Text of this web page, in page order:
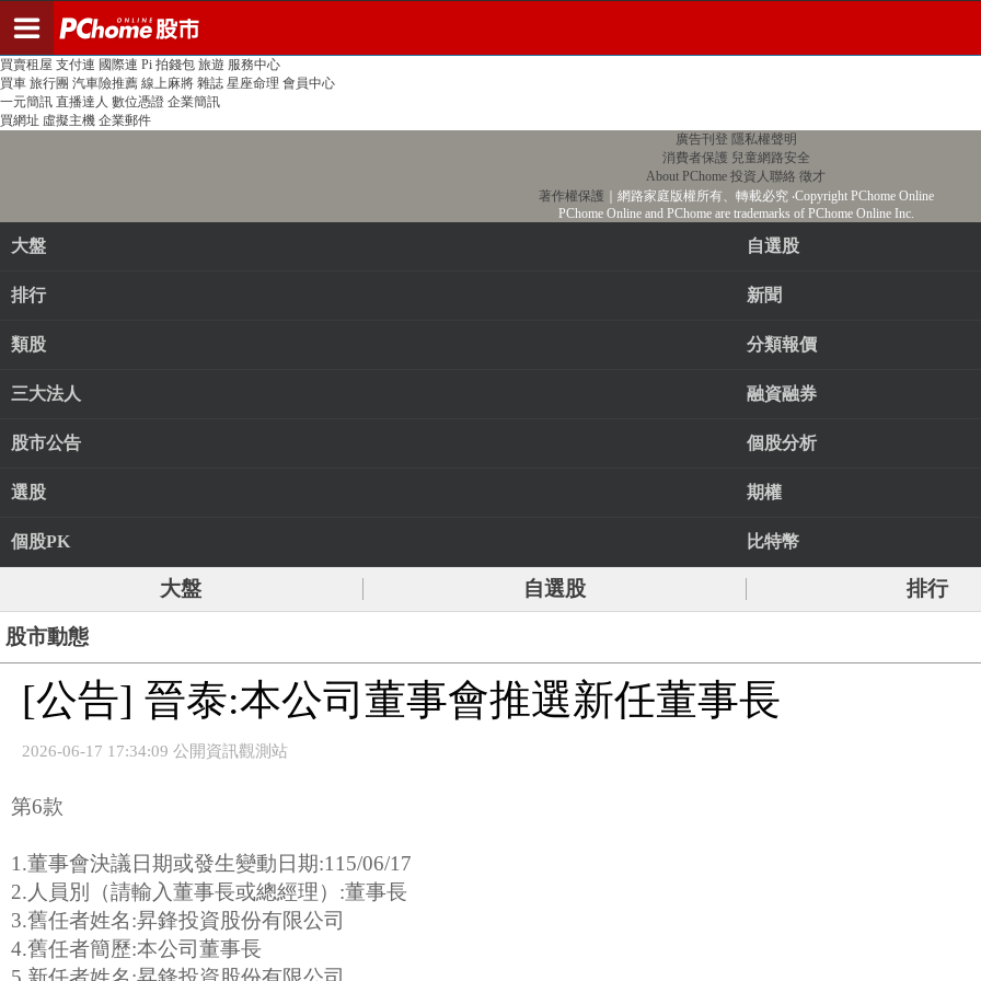
PChome首頁 線上購物 24h購物 書店
買賣租屋 支付連 國際連 Pi 拍錢包 旅遊 服務中心
買車 旅行團 汽車險推薦 線上麻將 雜誌 星座命理 會員中心
一元簡訊 直播達人 數位憑證 企業簡訊
買網址 虛擬主機 企業郵件
廣告刊登 隱私權聲明
消費者保護 兒童網路安全
About PChome 投資人聯絡 徵才
著作權保護 ｜網路家庭版權所有、轉載必究‧Copyright PChome Online
PChome Online and PChome are trademarks of PChome Online Inc.
大盤 自選股
排行 新聞
類股 分類報價
三大法人 融資融券
股市公告 個股分析
選股 期權
個股PK 比特幣
大盤 自選股 排行
股市動態
[公告] 晉泰:本公司董事會推選新任董事長
2026-06-17 17:34:09 公開資訊觀測站
第6款
1.董事會決議日期或發生變動日期:115/06/17
2.人員別（請輸入董事長或總經理）:董事長
3.舊任者姓名:昇鋒投資股份有限公司
4.舊任者簡歷:本公司董事長